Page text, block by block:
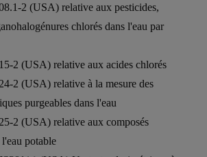
2 (USA) relative aux pesticides,
chlorés dans l'eau par
2 (USA) relative aux acides chlorés
2 (USA) relative à la mesure des
purgeables dans l'eau
2 (USA) relative aux composés
potable